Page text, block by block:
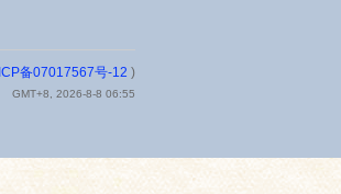
备07017567号-12 )
GMT+8, 2026-8-8 06:55